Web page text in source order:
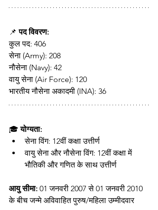
📌 पद विवरण:
कुल पद: 406
सेना (Army): 208
नौसेना (Navy): 42
वायु सेना (Air Force): 120
भारतीय नौसेना अकादमी (INA): 36
🎓 योग्यता:
सेना विंग: 12वीं कक्षा उत्तीर्ण
वायु सेना और नौसेना विंग: 12वीं कक्षा में
भौतिकी और गणित के साथ उत्तीर्ण
आयु सीमा: 01 जनवरी 2007 से 01 जनवरी 2010
के बीच जन्मे अविवाहित पुरुष/महिला उम्मीदवार